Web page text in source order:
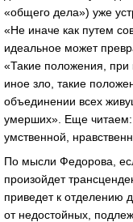
«общего дела») уже
«Не иначе как путем
идеальное может
«Такие положения, при
иное зло, такие
объединении всех
умерших». Еще читаем:
умственной,
По мысли Федорова,
произойдет
приведет к отделению
от недостойных,